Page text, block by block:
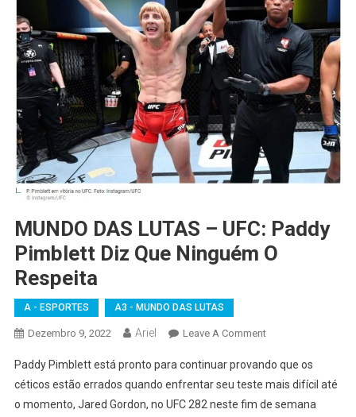
MUNDO DAS LUTAS – UFC: Paddy
Pimblett Diz Que Ninguém O
Respeita
A - ESPORTES A3 - MUNDO DAS LUTAS
Dezembro 9, 2022 Ariel Leave A CommentOn
DAS
LUTAS
–
Paddy Pimblett está pronto para continuar provando que os
céticos estão errados quando enfrentar seu teste mais difícil até
o momento, Jared Gordon, no UFC 282 neste fim de semana